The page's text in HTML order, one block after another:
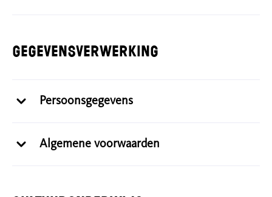
Gegevensverwerking
Persoonsgegevens
Algemene voorwaarden